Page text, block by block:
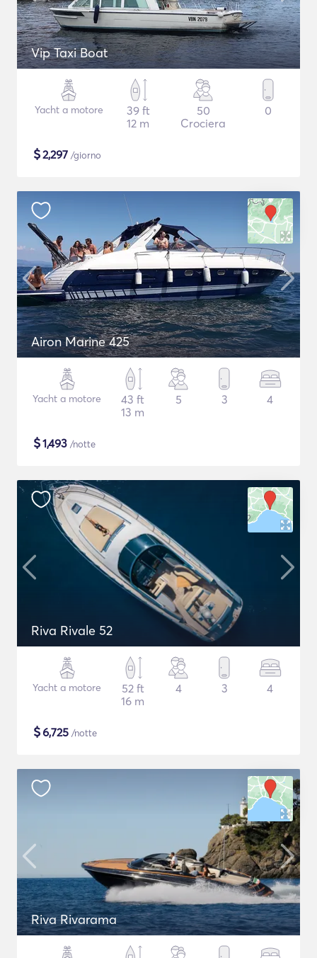
Vip Taxi Boat
Yacht a motore
39 ft
12 m
50
Crociera
0
$2,297 /giorno
Airon Marine 425
Yacht a motore
43 ft
13 m
5 3 4
$1,493 /notte
Riva Rivale 52
Yacht a motore
52 ft
16 m
4 3 4
$6,725 /notte
Riva Rivarama